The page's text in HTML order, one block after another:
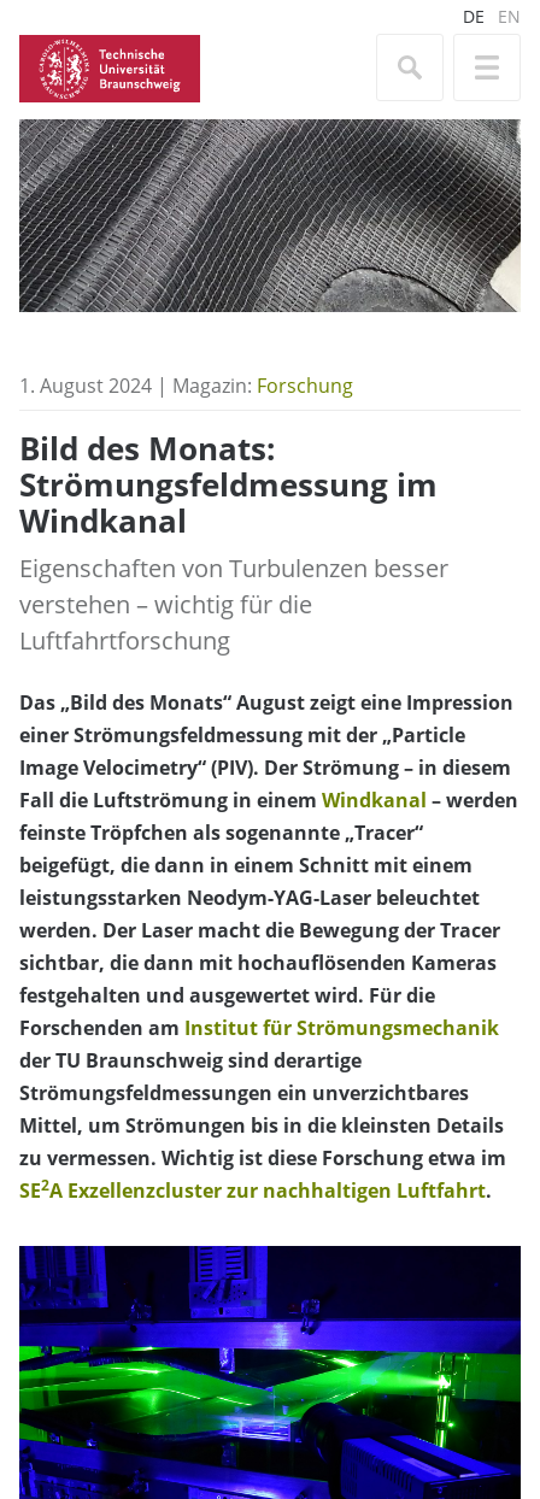
DE EN
1. August 2024 | Magazin: Forschung
Bild des Monats:
Strömungsfeldmessung im
Windkanal
Eigenschaften von Turbulenzen besser
verstehen – wichtig für die
Luftfahrtforschung
Das „Bild des Monats“ August zeigt eine Impression
einer Strömungsfeldmessung mit der „Particle
Image Velocimetry“ (PIV). Der Strömung – in diesem
Fall die Luftströmung in einem Windkanal – werden
feinste Tröpfchen als sogenannte „Tracer“
beigefügt, die dann in einem Schnitt mit einem
leistungsstarken Neodym-YAG-Laser beleuchtet
werden. Der Laser macht die Bewegung der Tracer
sichtbar, die dann mit hochauflösenden Kameras
festgehalten und ausgewertet wird. Für die
Forschenden am Institut für Strömungsmechanik
der TU Braunschweig sind derartige
Strömungsfeldmessungen ein unverzichtbares
Mittel, um Strömungen bis in die kleinsten Details
zu vermessen. Wichtig ist diese Forschung etwa im
SE2A Exzellenzcluster zur nachhaltigen Luftfahrt.